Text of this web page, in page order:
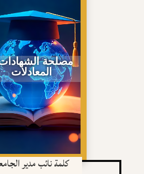
مصلحة
المعادلات
كلمة نائب مدير